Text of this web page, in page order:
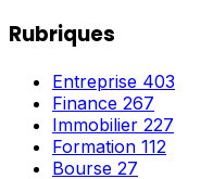
Rubriques
Entreprise 403
Finance 267
Immobilier 227
Formation 112
Bourse 27